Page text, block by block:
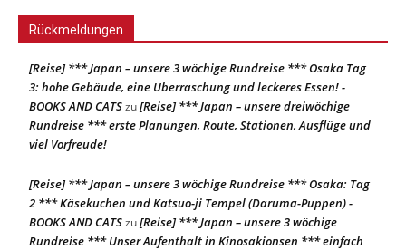
Rückmeldungen
[Reise] *** Japan – unsere 3 wöchige Rundreise *** Osaka Tag
3: hohe Gebäude, eine Überraschung und leckeres Essen! -
BOOKS AND CATSzu[Reise] *** Japan – unsere dreiwöchige
Rundreise *** erste Planungen, Route, Stationen, Ausflüge und
viel Vorfreude!
[Reise] *** Japan – unsere 3 wöchige Rundreise *** Osaka: Tag
2 *** Käsekuchen und Katsuo-ji Tempel (Daruma-Puppen) -
BOOKS AND CATSzu[Reise] *** Japan – unsere 3 wöchige
Rundreise *** Unser Aufenthalt in Kinosakionsen *** einfach